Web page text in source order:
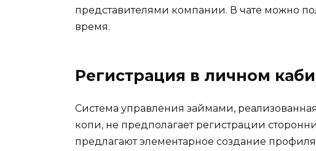
представителями компании. В чате можно
время.
Регистрация в личном
Система управления займами,
копи, не предполагает регистрации
предлагают элементарное создание